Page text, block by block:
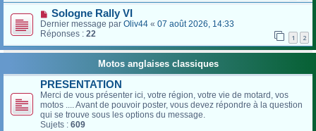
Sologne Rally VI
Dernier message par Oliv44 « 07 août 2026, 14:33
Réponses : 22 1 2
Motos anglaises classiques
PRESENTATION
Merci de vous présenter ici, votre région, votre vie de motard, vos
motos .... Avant de pouvoir poster, vous devez répondre à la question
qui se trouve sous les options du message.
Sujets : 609